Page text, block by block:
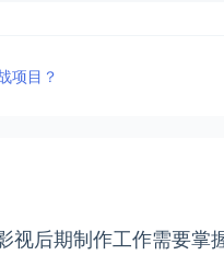
项目？
视后期制作工作需要掌